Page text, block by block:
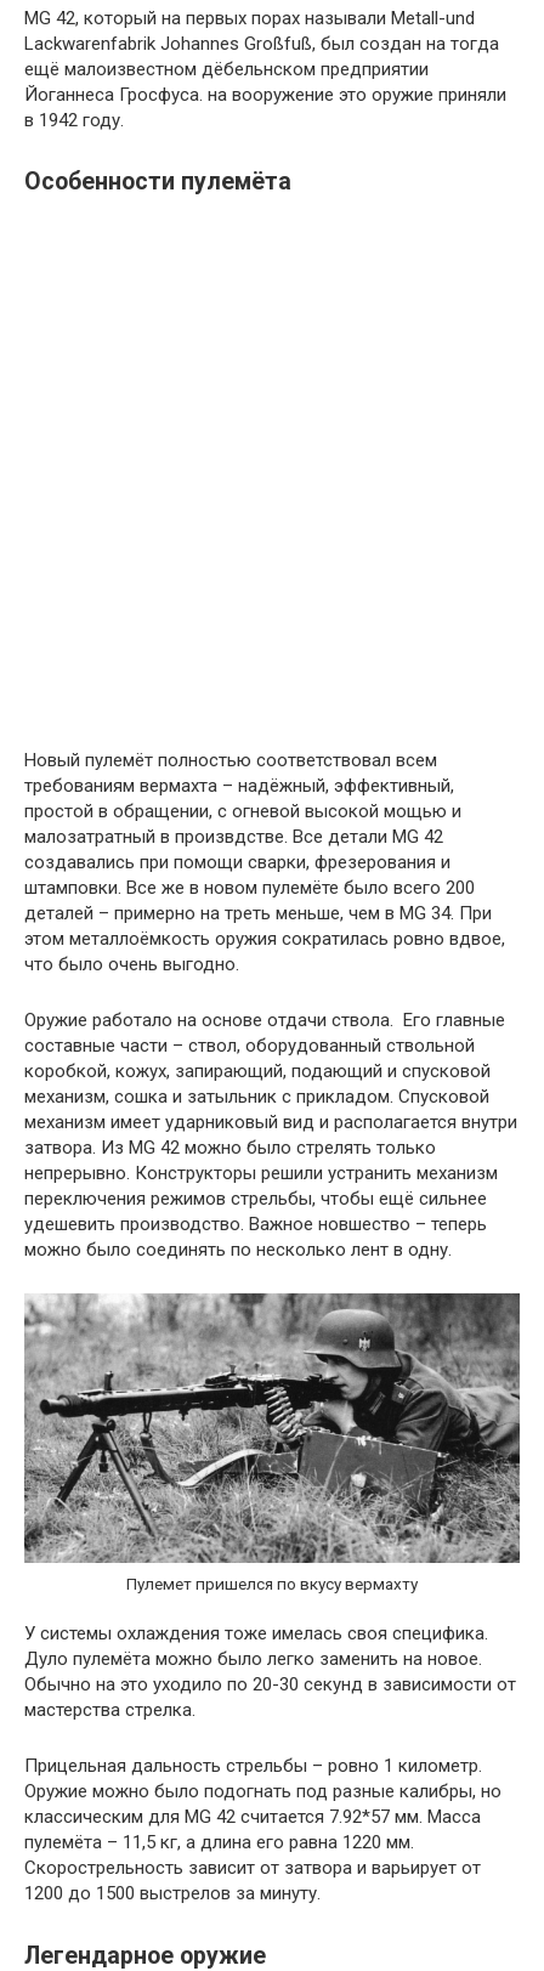
MG 42, который на первых порах называли Metall-und
Lackwarenfabrik Johannes Großfuß, был создан на тогда
ещё малоизвестном дёбельнском предприятии
Йоганнеса Гросфуса. на вооружение это оружие приняли
в 1942 году.
Особенности пулемёта
Новый пулемёт полностью соответствовал всем
требованиям вермахта – надёжный, эффективный,
простой в обращении, с огневой высокой мощью и
малозатратный в произвдстве. Все детали MG 42
создавались при помощи сварки, фрезерования и
штамповки. Все же в новом пулемёте было всего 200
деталей – примерно на треть меньше, чем в MG 34. При
этом металлоёмкость оружия сократилась ровно вдвое,
что было очень выгодно.
Оружие работало на основе отдачи ствола. Его главные
составные части – ствол, оборудованный ствольной
коробкой, кожух, запирающий, подающий и спусковой
механизм, сошка и затыльник с прикладом. Спусковой
механизм имеет ударниковый вид и располагается внутри
затвора. Из MG 42 можно было стрелять только
непрерывно. Конструкторы решили устранить механизм
переключения режимов стрельбы, чтобы ещё сильнее
удешевить производство. Важное новшество – теперь
можно было соединять по несколько лент в одну.
Пулемет пришелся по вкусу вермахту
У системы охлаждения тоже имелась своя специфика.
Дуло пулемёта можно было легко заменить на новое.
Обычно на это уходило по 20-30 секунд в зависимости от
мастерства стрелка.
Прицельная дальность стрельбы – ровно 1 километр.
Оружие можно было подогнать под разные калибры, но
классическим для MG 42 считается 7.92*57 мм. Масса
пулемёта – 11,5 кг, а длина его равна 1220 мм.
Скорострельность зависит от затвора и варьирует от
1200 до 1500 выстрелов за минуту.
Легендарное оружие